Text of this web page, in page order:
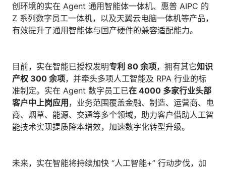
创环境的实在 Agent 通用智能体一体机、惠普 AIPC 的
Z 系列数字员工一体机，以及天翼云电脑一体机等产品，
有效提升了通用智能体与国产硬件的兼容适配能力。
目前，实在智能已授权发明专利 80 余项，拥有其它知识
产权 300 余项，并牵头多项人工智能及 RPA 行业的标
准制定。实在 Agent 数字员工已在 4000 多家行业头部
客户中上岗应用 ，业务范围覆盖金融、制造、运营商、电
商、烟草、能源、交通等多个领域，助力客户借助人工智
能技术实现提质降本增效，加速数字化转型升级。
未来，实在智能将持续加快 “人工智能+” 行动步伐，加